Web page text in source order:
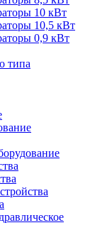
10 кВт
10,5 кВт
0,9 кВт
типа